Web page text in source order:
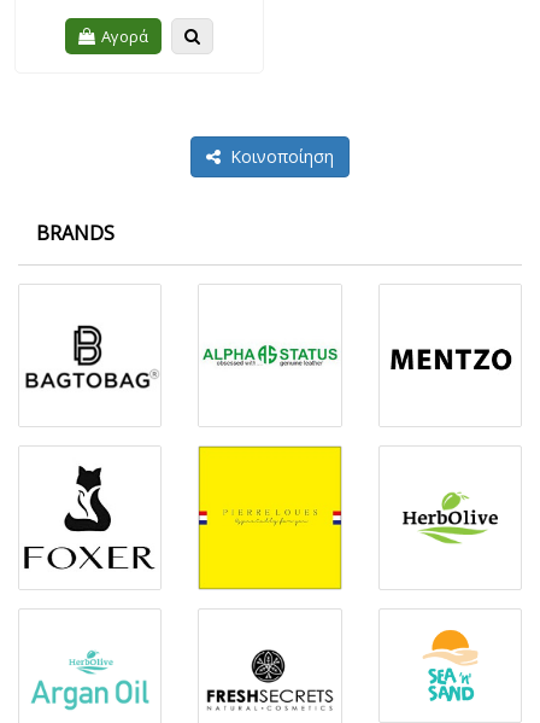
Αγορά
Κοινοποίηση
BRANDS